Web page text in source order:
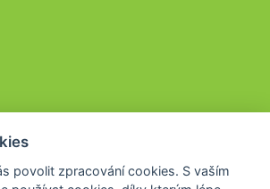
povolit zpracování cookies. S vaším